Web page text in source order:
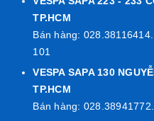
TP.HCM
Bán hàng:
101
VESPA SAPA 130
TP.HCM
Bán hàng: